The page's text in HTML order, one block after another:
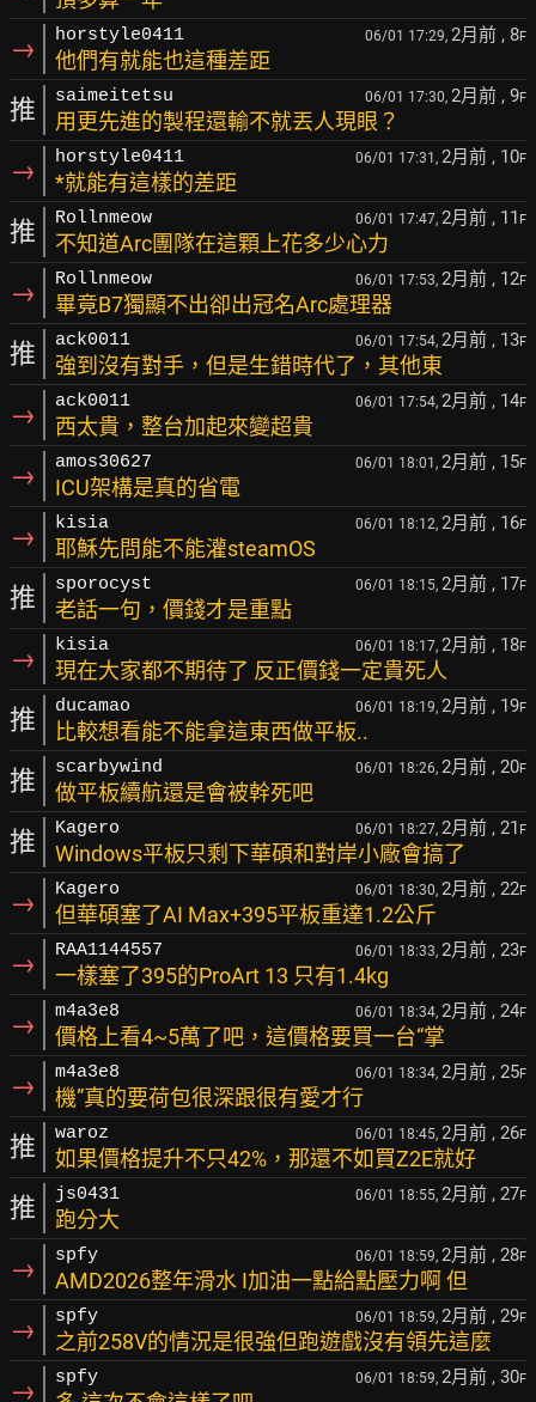
→ horstyle0411 06/01 17:29, 2月前 , 8F
他們有就能也這種差距
推 saimeitetsu 06/01 17:30, 2月前 , 9F
用更先進的製程還輸不就丟人現眼？
→ horstyle0411 06/01 17:31, 2月前 , 10F
*就能有這樣的差距
推 Rollnmeow 06/01 17:47, 2月前 , 11 F
不知道Arc團隊在這顆上花多少心力
→ Rollnmeow 06/01 17:53, 2月前 , 12F
畢竟B7獨顯不出卻出冠名Arc處理器
推 ack0011 06/01 17:54, 2月前 , 13F
強到沒有對手，但是生錯時代了，其他東
→ ack0011 06/01 17:54, 2月前 , 14F
西太貴，整台加起來變超貴
→ amos30627 06/01 18:01, 2月前 , 15F
ICU架構是真的省電
→ kisia 06/01 18:12, 2月前 , 16F
耶穌先問能不能灌steamOS
推 sporocyst 06/01 18:15, 2月前 , 17F
老話一句，價錢才是重點
→ kisia 06/01 18:17, 2月前 , 18F
現在大家都不期待了 反正價錢一定貴死人
推 ducamao 06/01 18:19, 2月前 , 19F
比較想看能不能拿這東西做平板..
推 scarbywind 06/01 18:26, 2月前 , 20F
做平板續航還是會被幹死吧
推 Kagero 06/01 18:27, 2月前 , 21 F
Windows平板只剩下華碩和對岸小廠會搞了
→ Kagero 06/01 18:30, 2月前 , 22F
但華碩塞了AI Max+395平板重達1.2公斤
→ RAA1144557 06/01 18:33, 2月前 , 23F
一樣塞了395的ProArt 13 只有1.4kg
→ m4a3e8 06/01 18:34, 2月前 , 24F
價格上看4~5萬了吧，這價格要買一台“掌
→ m4a3e8 06/01 18:34, 2月前 , 25F
機”真的要荷包很深跟很有愛才行
推 waroz 06/01 18:45, 2月前 , 26F
如果價格提升不只42%，那還不如買Z2E就好
推 js0431 06/01 18:55, 2月前 , 27F
跑分大
→ spfy 06/01 18:59, 2月前 , 28F
AMD2026整年滑水 I加油一點給點壓力啊 但
→ spfy 06/01 18:59, 2月前 , 29F
之前258V的情況是很強但跑遊戲沒有領先這麼
→ spfy 06/01 18:59, 2月前 , 30F